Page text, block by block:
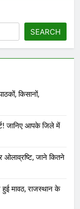
SEARCH
किसानों,
जानिए आपके जिले में
जाने कितने
मावठ, राजस्थान के